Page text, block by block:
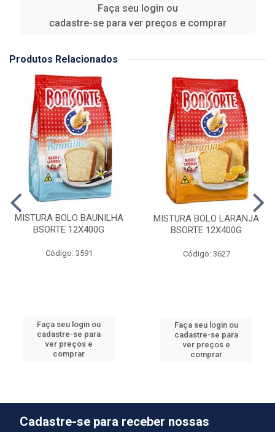
Faça seu login ou
cadastre-se para ver preços e comprar
Produtos Relacionados
MISTURA BOLO BAUNILHA
BSORTE 12X400G
Código: 3591
Faça seu login ou
cadastre-se para
ver preços e
comprar
MISTURA BOLO LARANJA
BSORTE 12X400G
Código: 3627
Faça seu login ou
cadastre-se para
ver preços e
comprar
Cadastre-se para receber nossas